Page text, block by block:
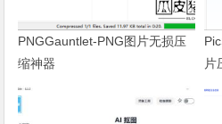
PNGGauntlet-PNG图片无损压
缩神器
片